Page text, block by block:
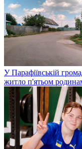
У Парафіївській
житло п'ятьом